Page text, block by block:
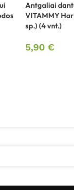
Antgaliai
VITAMMY
sp.) (4 vnt.)
5,90€